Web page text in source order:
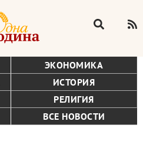
ЭКОНОМИКА
ИСТОРИЯ
РЕЛИГИЯ
ВСЕ НОВОСТИ